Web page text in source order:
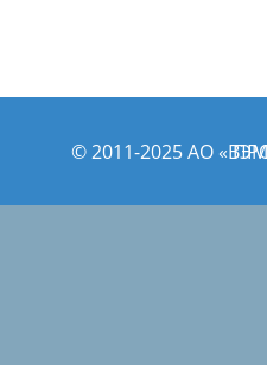
© 2011­­-2025 АО